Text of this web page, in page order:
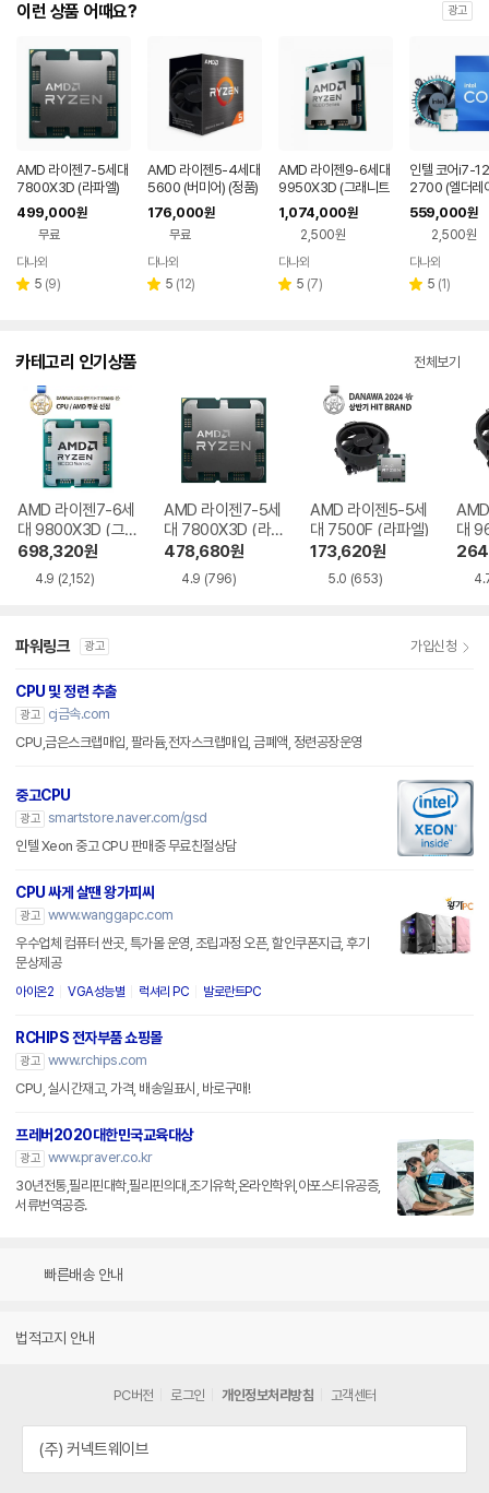
이런 상품 어때요? 광고
AMD 라이젠7-5세대
7800X3D (라파엘)
(멀티팩(정품))
499,000원
무료
페이
다나와
별 5 리
(9)
AMD 라이젠5-4세대
5600 (버미어) (정품)
176,000원
무료
페이
다나와
별 5 리
(12)
AMD 라이젠9-6세대
9950X3D (그래니트
릿지) (멀티팩 정품)
1,074,000원
2,500원
페이
다나와
별 5 리
(7)
인텔 코어i7-
2700 (엘더레
(정품)
559,000원
2,500원
페이
다나와
별 5 리
(1)
카테고리 인기상품 전체보기
AMD 라이젠7-6세
대 9800X3D (그
래니트 릿지)
698,320원
4.9 (2,152)
AMD 라이젠7-5세
대 7800X3D (라
파엘)
478,680원
4.9 (796)
AMD 라이젠5-5세
대 7500F (라파엘)
173,620원
5.0 (653)
대
트
파워링크 광고 가입신청
CPU 및 정련 추출
광고
cj금속.com
CPU,금은스크랩매입, 팔라듐,전자스크랩매입, 금폐액, 정련공장운영
중고CPU
광고 smartstore.naver.com/gsd
인텔 Xeon 중고 CPU 판매중 무료친절상담
CPU 싸게 살땐 왕가피씨
광고 www.wanggapc.com
우수업체 컴퓨터 싼곳, 특가몰 운영, 조립과정 오픈, 할인쿠폰지급, 후기
문상제공
아이온2 VGA성능별 럭셔리 PC 발로란트PC
RCHIPS 전자부품 쇼핑몰
광고 www.rchips.com
CPU, 실시간재고, 가격, 배송일표시, 바로구매!
프레버2020대한민국교육대상
광고 www.praver.co.kr
30년전통,필리핀대학,필리핀의대,조기유학,온라인학위,아포스티유공증,
서류번역공증.
빠른배송 안내
법적고지 안내
PC버전 로그인 개인정보처리방침 고객센터
(주) 커넥트웨이브